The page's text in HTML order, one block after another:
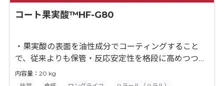
コート果実酸™HF-G80
・果実酸の表面を油性成分でコーティングすること
で、従来よりも保管・反応安定性を格段に高めつつ、
常温下での徐放性・耐溶出性を付与した粉体製剤で
す。 ・果実酸一粒一粒をコーティングすることで果実
内容量：20 kg